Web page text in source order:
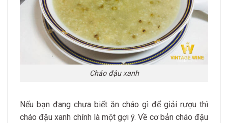
Cháo đậu xanh
Nếu bạn đang chưa biết ăn cháo gì để giải rượu thì
cháo đậu xanh chính là một gợi ý. Về cơ bản cháo đậu